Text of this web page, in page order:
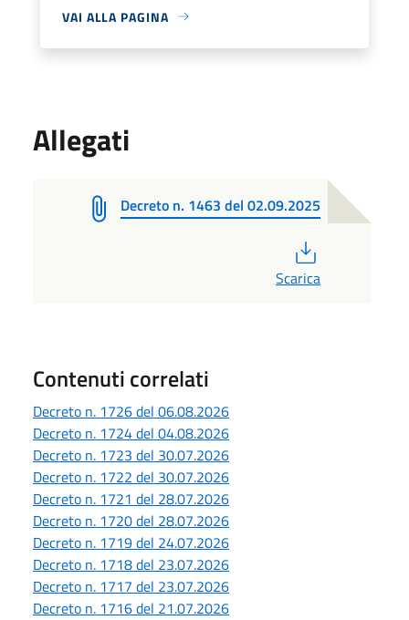
VAI ALLA PAGINA
Allegati
Decreto n. 1463 del 02.09.2025
Scarica
Contenuti correlati
Decreto n. 1726 del 06.08.2026
Decreto n. 1724 del 04.08.2026
Decreto n. 1723 del 30.07.2026
Decreto n. 1722 del 30.07.2026
Decreto n. 1721 del 28.07.2026
Decreto n. 1720 del 28.07.2026
Decreto n. 1719 del 24.07.2026
Decreto n. 1718 del 23.07.2026
Decreto n. 1717 del 23.07.2026
Decreto n. 1716 del 21.07.2026